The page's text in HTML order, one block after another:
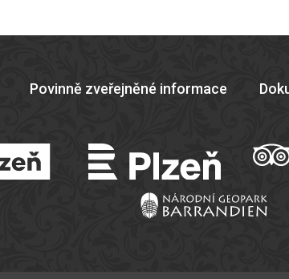
Povinně zveřejněné informace